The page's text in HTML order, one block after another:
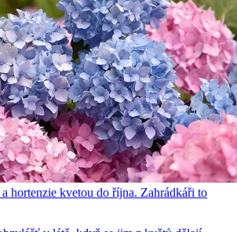
hortenzie kvetou do října. Zahrádkáři to